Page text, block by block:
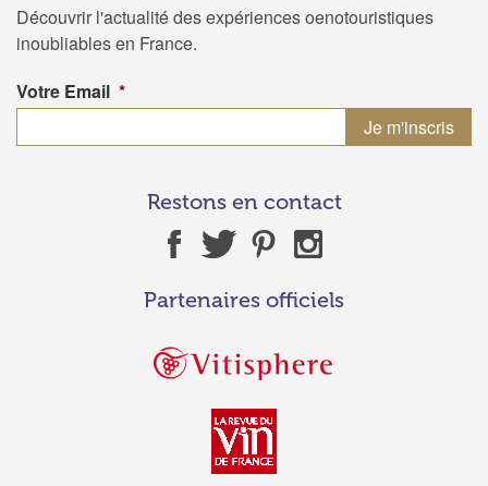
Découvrir l'actualité des expériences oenotouristiques
inoubliables en France.
Votre Email *
Restons en contact
Partenaires officiels